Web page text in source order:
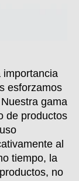
importancia
esforzamos
gama
de productos
al
tiempo, la
no